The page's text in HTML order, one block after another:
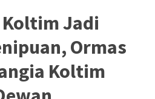
Koltim Jadi
Ormas
Koltim